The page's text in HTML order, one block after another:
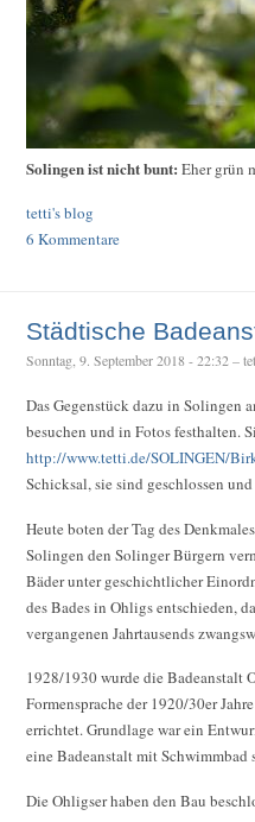
Solingen ist nicht bunt: Eher grün
tetti's blog
6 Kommentare
Städtische
Sonntag, 9. September 2018 - 22:32 –
Das Gegenstück dazu in Solingen
besuchen und in Fotos festhalten.
http://www.tetti.de/SOLINGEN/
Schicksal, sie sind geschlossen
Heute boten der Tag des
Solingen den Solinger Bürgern
Bäder unter geschichtlicher
des Bades in Ohligs entschieden,
vergangenen Jahrtausends
1928/1930 wurde die Badeanstalt
Formensprache der 1920/30er
errichtet. Grundlage war ein
eine Badeanstalt mit Schwimmbad
Die Ohligser haben den Bau